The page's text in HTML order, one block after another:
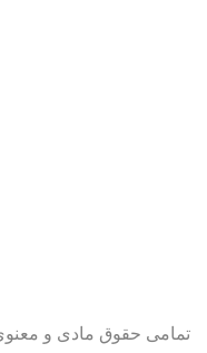
تمامی حقوق مادی و